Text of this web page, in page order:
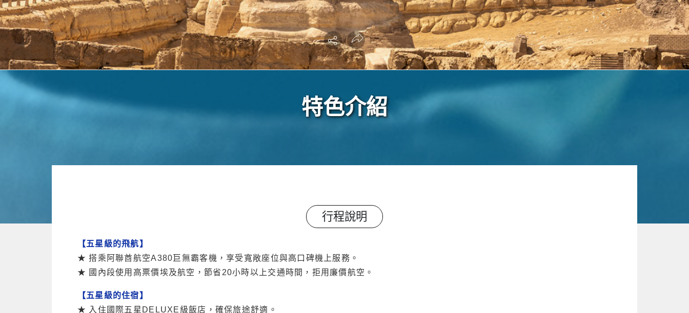
特色介紹
行程說明
【五星級的飛航】
★ 搭乘阿聯酋航空A380巨無霸客機，享受寬敞座位與高口碑機上服務。
★ 國內段使用高票價埃及航空，節省20小時以上交通時間，拒用廉價航空。
【五星級的住宿】
★ 入住國際五星DELUXE級飯店，確保旅途舒適。